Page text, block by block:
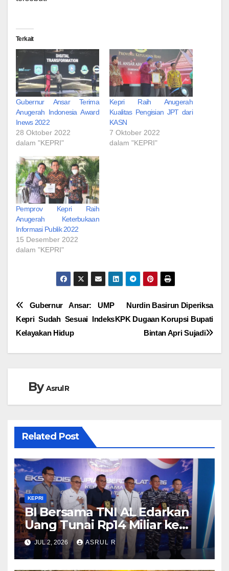
Terkait
Gubernur Ansar Terima
Anugerah Indonesia Award
Inews 2022
28 Oktober 2022
dalam "KEPRI"
Kepri Raih Anugerah
Kualitas Pengisian JPT dari
KASN
7 Oktober 2022
dalam "KEPRI"
Pemprov Kepri Raih
Anugerah Keterbukaan
Informasi Publik 2022
15 Desember 2022
dalam "KEPRI"
Navigasi
pos
Nurdin Basirun Diperiksa
KPK Dugaan Korupsi Bupati
Bintan Apri Sujadi
Gubernur Ansar: UMP
Kepri Sudah Sesuai Indeks
Kelayakan Hidup
ByAsrul R
Related Post
KEPRI
BI Bersama TNI AL Edarkan
Uang Tunai Rp14 Miliar ke
Pulau Terluar di Kepri Guna
Memperkuat Kedaulatan dan
Stabilitas Rupiah
JUL 2, 2026 ASRUL R